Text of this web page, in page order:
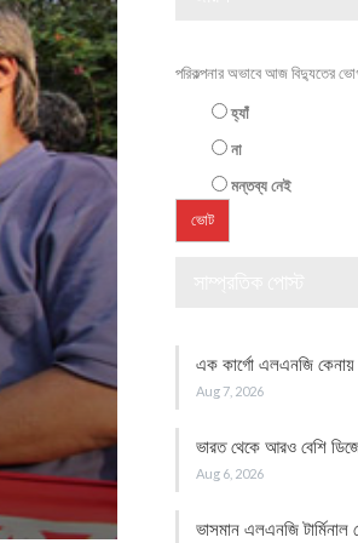
পরিকল্পনার অভাবে আজ বিদ্যুতের
হ্যাঁ
না
মন্তব্য নেই
এক কার্গো এলএনজি
Aug 7, 2026
ভারত থেকে আরও বেশি
Aug 6, 2026
ভাসমান এলএনজি